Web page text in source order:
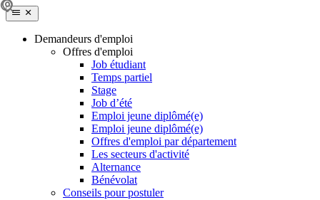
Demandeurs d'emploi
Offres d'emploi
Job étudiant
Temps partiel
Stage
Job d’été
Emploi jeune diplômé(e)
Emploi jeune diplômé(e)
Offres d'emploi par département
Les secteurs d'activité
Alternance
Bénévolat
Conseils pour postuler